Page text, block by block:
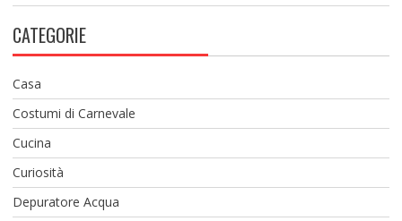
CATEGORIE
Casa
Costumi di Carnevale
Cucina
Curiosità
Depuratore Acqua